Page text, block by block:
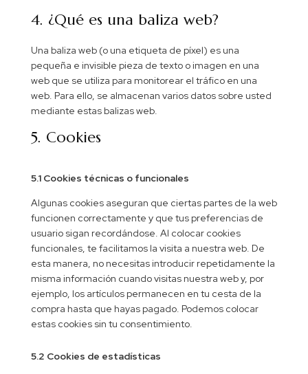
4. ¿Qué es una baliza web?
Una baliza web (o una etiqueta de píxel) es una
pequeña e invisible pieza de texto o imagen en una
web que se utiliza para monitorear el tráfico en una
web. Para ello, se almacenan varios datos sobre usted
mediante estas balizas web.
5. Cookies
5.1 Cookies técnicas o funcionales
Algunas cookies aseguran que ciertas partes de la web
funcionen correctamente y que tus preferencias de
usuario sigan recordándose. Al colocar cookies
funcionales, te facilitamos la visita a nuestra web. De
esta manera, no necesitas introducir repetidamente la
misma información cuando visitas nuestra web y, por
ejemplo, los artículos permanecen en tu cesta de la
compra hasta que hayas pagado. Podemos colocar
estas cookies sin tu consentimiento.
5.2 Cookies de estadísticas